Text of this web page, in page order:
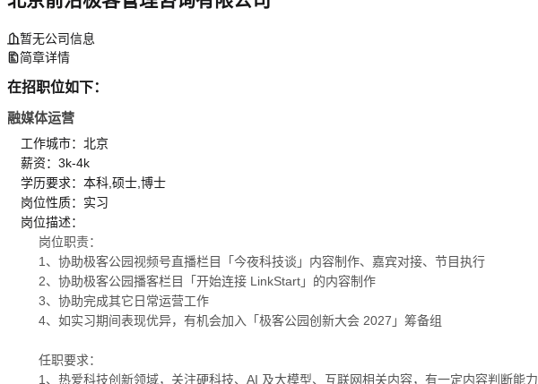
暂无公司信息
简章详情
在招职位如下：
融媒体运营
工作城市：北京
薪资：3k-4k
学历要求：本科,硕士,博士
岗位性质：实习
岗位描述：
岗位职责：
1、协助极客公园视频号直播栏目「今夜科技谈」内容制作、嘉宾对接、节目执行
2、协助极客公园播客栏目「开始连接 LinkStart」的内容制作
3、协助完成其它日常运营工作
4、如实习期间表现优异，有机会加入「极客公园创新大会 2027」筹备组
任职要求：
1、热爱科技创新领域，关注硬科技、AI 及大模型、互联网相关内容，有一定内容判断能力